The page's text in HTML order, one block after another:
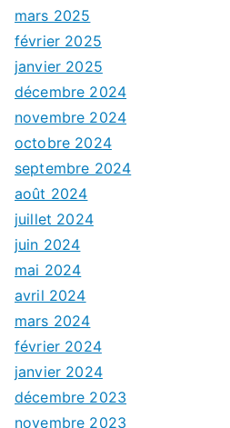
mars 2025
février 2025
janvier 2025
décembre 2024
novembre 2024
octobre 2024
septembre 2024
août 2024
juillet 2024
juin 2024
mai 2024
avril 2024
mars 2024
février 2024
janvier 2024
décembre 2023
novembre 2023